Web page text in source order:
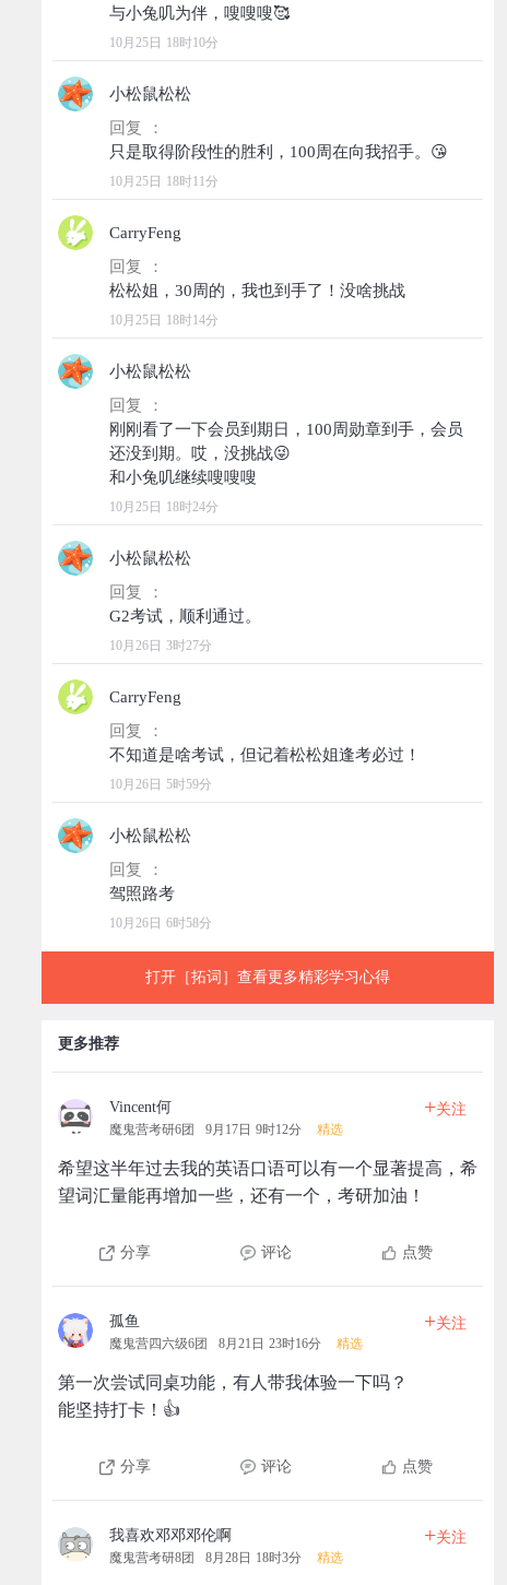
10月25日 18时10分
小松鼠松松
回复 ：
10月25日 18时11分
CarryFeng
回复 ：
10月25日 18时14分
小松鼠松松
回复 ：
刚刚看了一下会员到期日，100周勋章到手，会员
还没到期。哎，没挑战😜
10月25日 18时24分
小松鼠松松
回复 ：
10月26日 3时27分
CarryFeng
回复 ：
10月26日 5时59分
小松鼠松松
回复 ：
10月26日 6时58分
打开［拓词］查看更多精彩学习心得
更多推荐
Vincent何
魔鬼营考研6团 9月17日 9时12分 精选
+关注
希望这半年过去我的英语口语可以有一个显著提高，希
望词汇量能再增加一些，还有一个，考研加油！
分享 评论 点赞
孤鱼
魔鬼营四六级6团 8月21日 23时16分 精选
+关注
第一次尝试同桌功能，有人带我体验一下吗？
能坚持打卡！👍
分享 评论 点赞
我喜欢邓邓邓伦啊
魔鬼营考研8团 8月28日 18时3分 精选
+关注